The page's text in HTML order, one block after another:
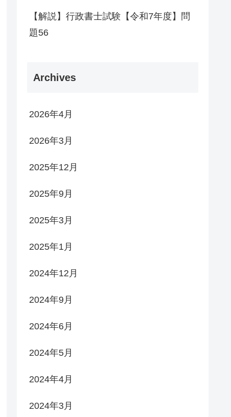
【解説】行政書士試験【令和7年度】問
題56
Archives
2026年4月
2026年3月
2025年12月
2025年9月
2025年3月
2025年1月
2024年12月
2024年9月
2024年6月
2024年5月
2024年4月
2024年3月